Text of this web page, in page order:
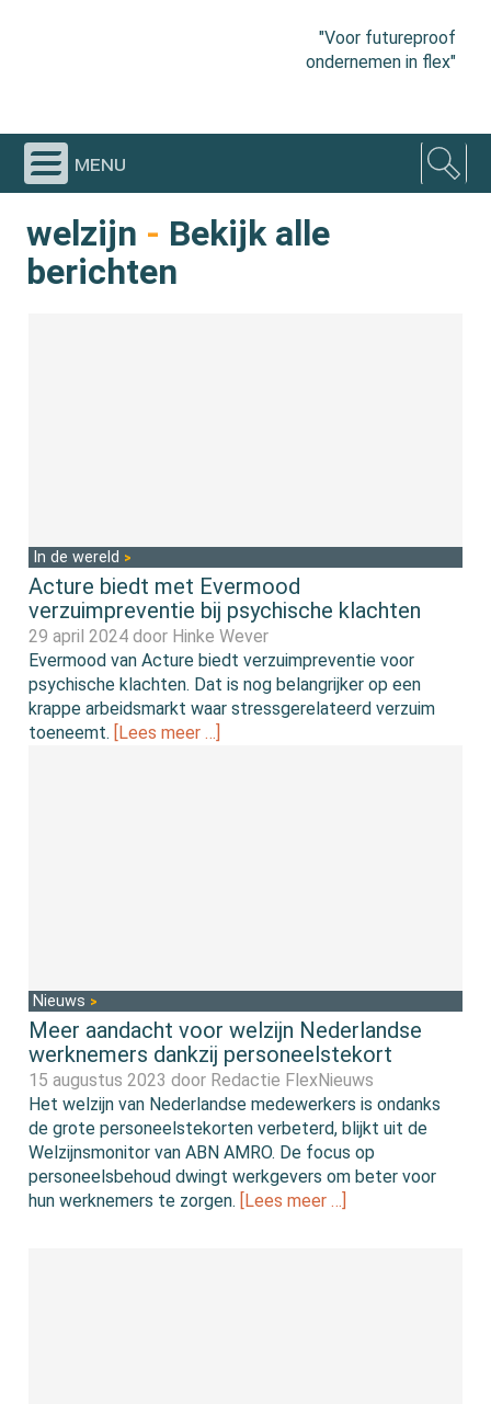
"Voor futureproof
ondernemen in flex"
menu
welzijn - Bekijk alle
berichten
In de wereld
Acture biedt met Evermood
verzuimpreventie bij psychische klachten
29 april 2024 door Hinke Wever
Evermood van Acture biedt verzuimpreventie voor
psychische klachten. Dat is nog belangrijker op een
krappe arbeidsmarkt waar stressgerelateerd verzuim
toeneemt. [Lees meer …]
Nieuws
Meer aandacht voor welzijn Nederlandse
werknemers dankzij personeelstekort
15 augustus 2023 door Redactie FlexNieuws
Het welzijn van Nederlandse medewerkers is ondanks
de grote personeelstekorten verbeterd, blijkt uit de
Welzijnsmonitor van ABN AMRO. De focus op
personeelsbehoud dwingt werkgevers om beter voor
hun werknemers te zorgen. [Lees meer …]